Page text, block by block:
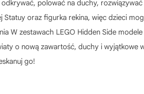
polować na duchy, rozwiązywać
Statuy oraz figurka rekina, więc dzieci
W zestawach LEGO Hidden Side
o nową zawartość, duchy i wyjątkowe
go!